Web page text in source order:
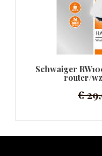
Schwaiger
router/
€